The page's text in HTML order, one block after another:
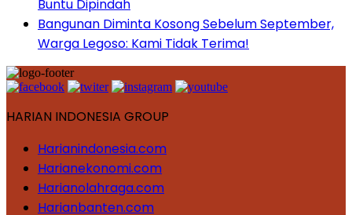
Buntu Dipindah
Bangunan Diminta Kosong Sebelum September,
Warga Legoso: Kami Tidak Terima!
HARIAN INDONESIA GROUP
Harianindonesia.com
Harianekonomi.com
Harianolahraga.com
Harianbanten.com